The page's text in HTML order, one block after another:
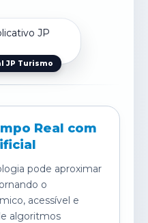
JP Turismo
Real com
pode aproximar
o
acessível e
algoritmos